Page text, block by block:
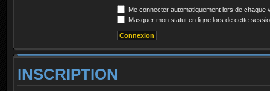
Me connecter automatiquement lors de chaque
Masquer mon statut en ligne lors de cette
INSCRIPTION